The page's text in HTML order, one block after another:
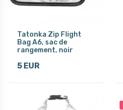
Tatonka Zip Flight
Bag A6, sac de
rangement, noir
5 EUR